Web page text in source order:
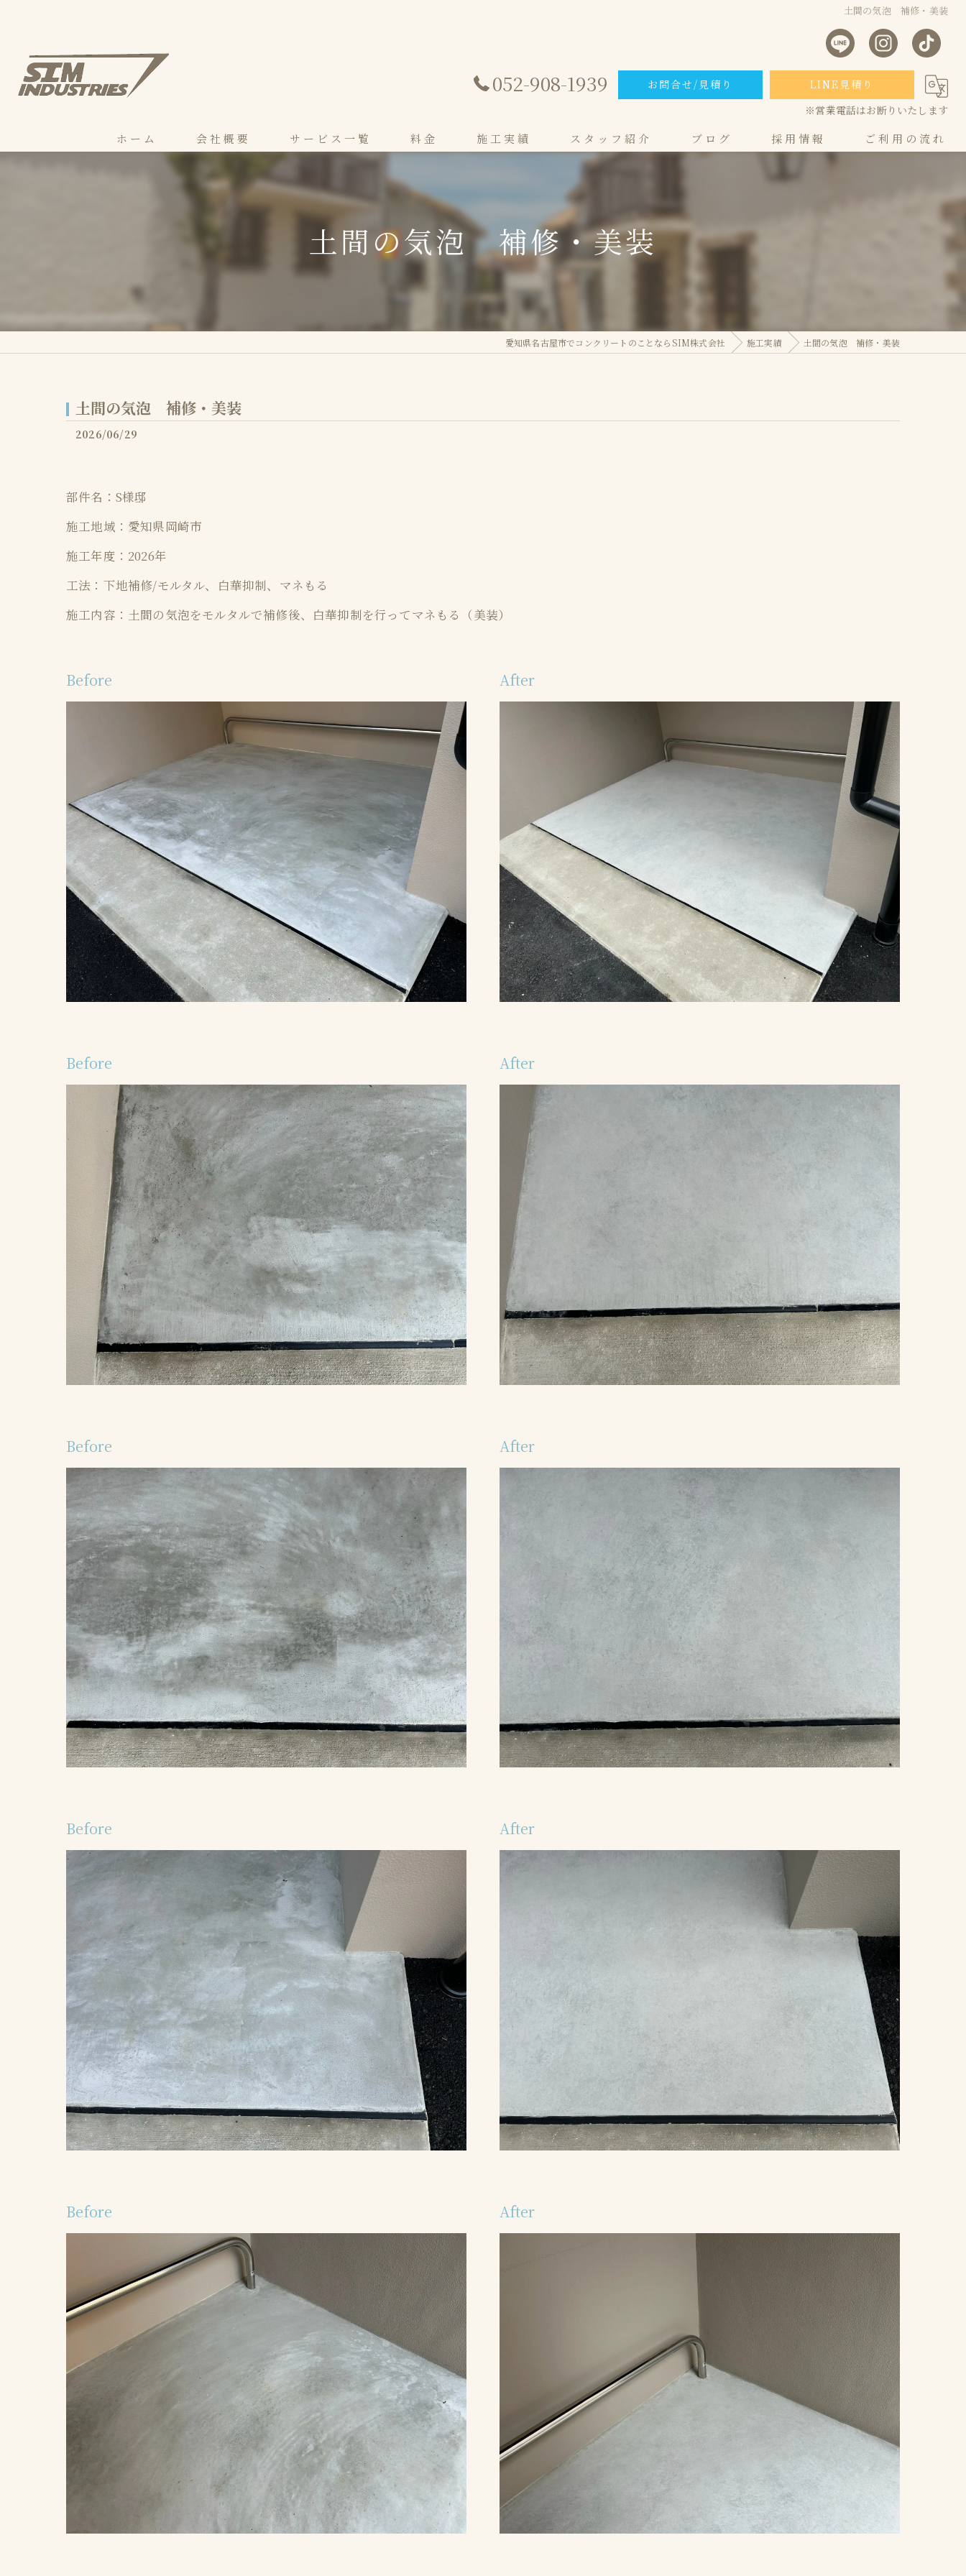
土間の気泡 補修・美装
052-908-1939 お問合せ/見積り
LINE見積り
※営業電話はお断りいたします
ホーム 会社概要 サービス一覧
マネもる
モクもる
もるコン
タイル補修
ビールストーン
料金 施工実績 スタッフ紹介 ブログ 採用情報
採用❘SIM株式会社の特徴
ご利用の流れ
土間の気泡 補修・美装
愛知県名古屋市でコンクリートのことならSIM株式会社 施工実績 土間の気泡 補修・美装
土間の気泡 補修・美装
2026/06/29
部件名：S様邸
施工地域：愛知県岡崎市
施工年度：2026年
工法：下地補修/モルタル、白華抑制、マネもる
施工内容：土間の気泡をモルタルで補修後、白華抑制を行ってマネもる（美装）
Before After
Before After
Before After
Before After
Before After